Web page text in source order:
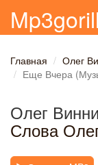
Главная
Олег
Еще Вчера
Олег
Слова